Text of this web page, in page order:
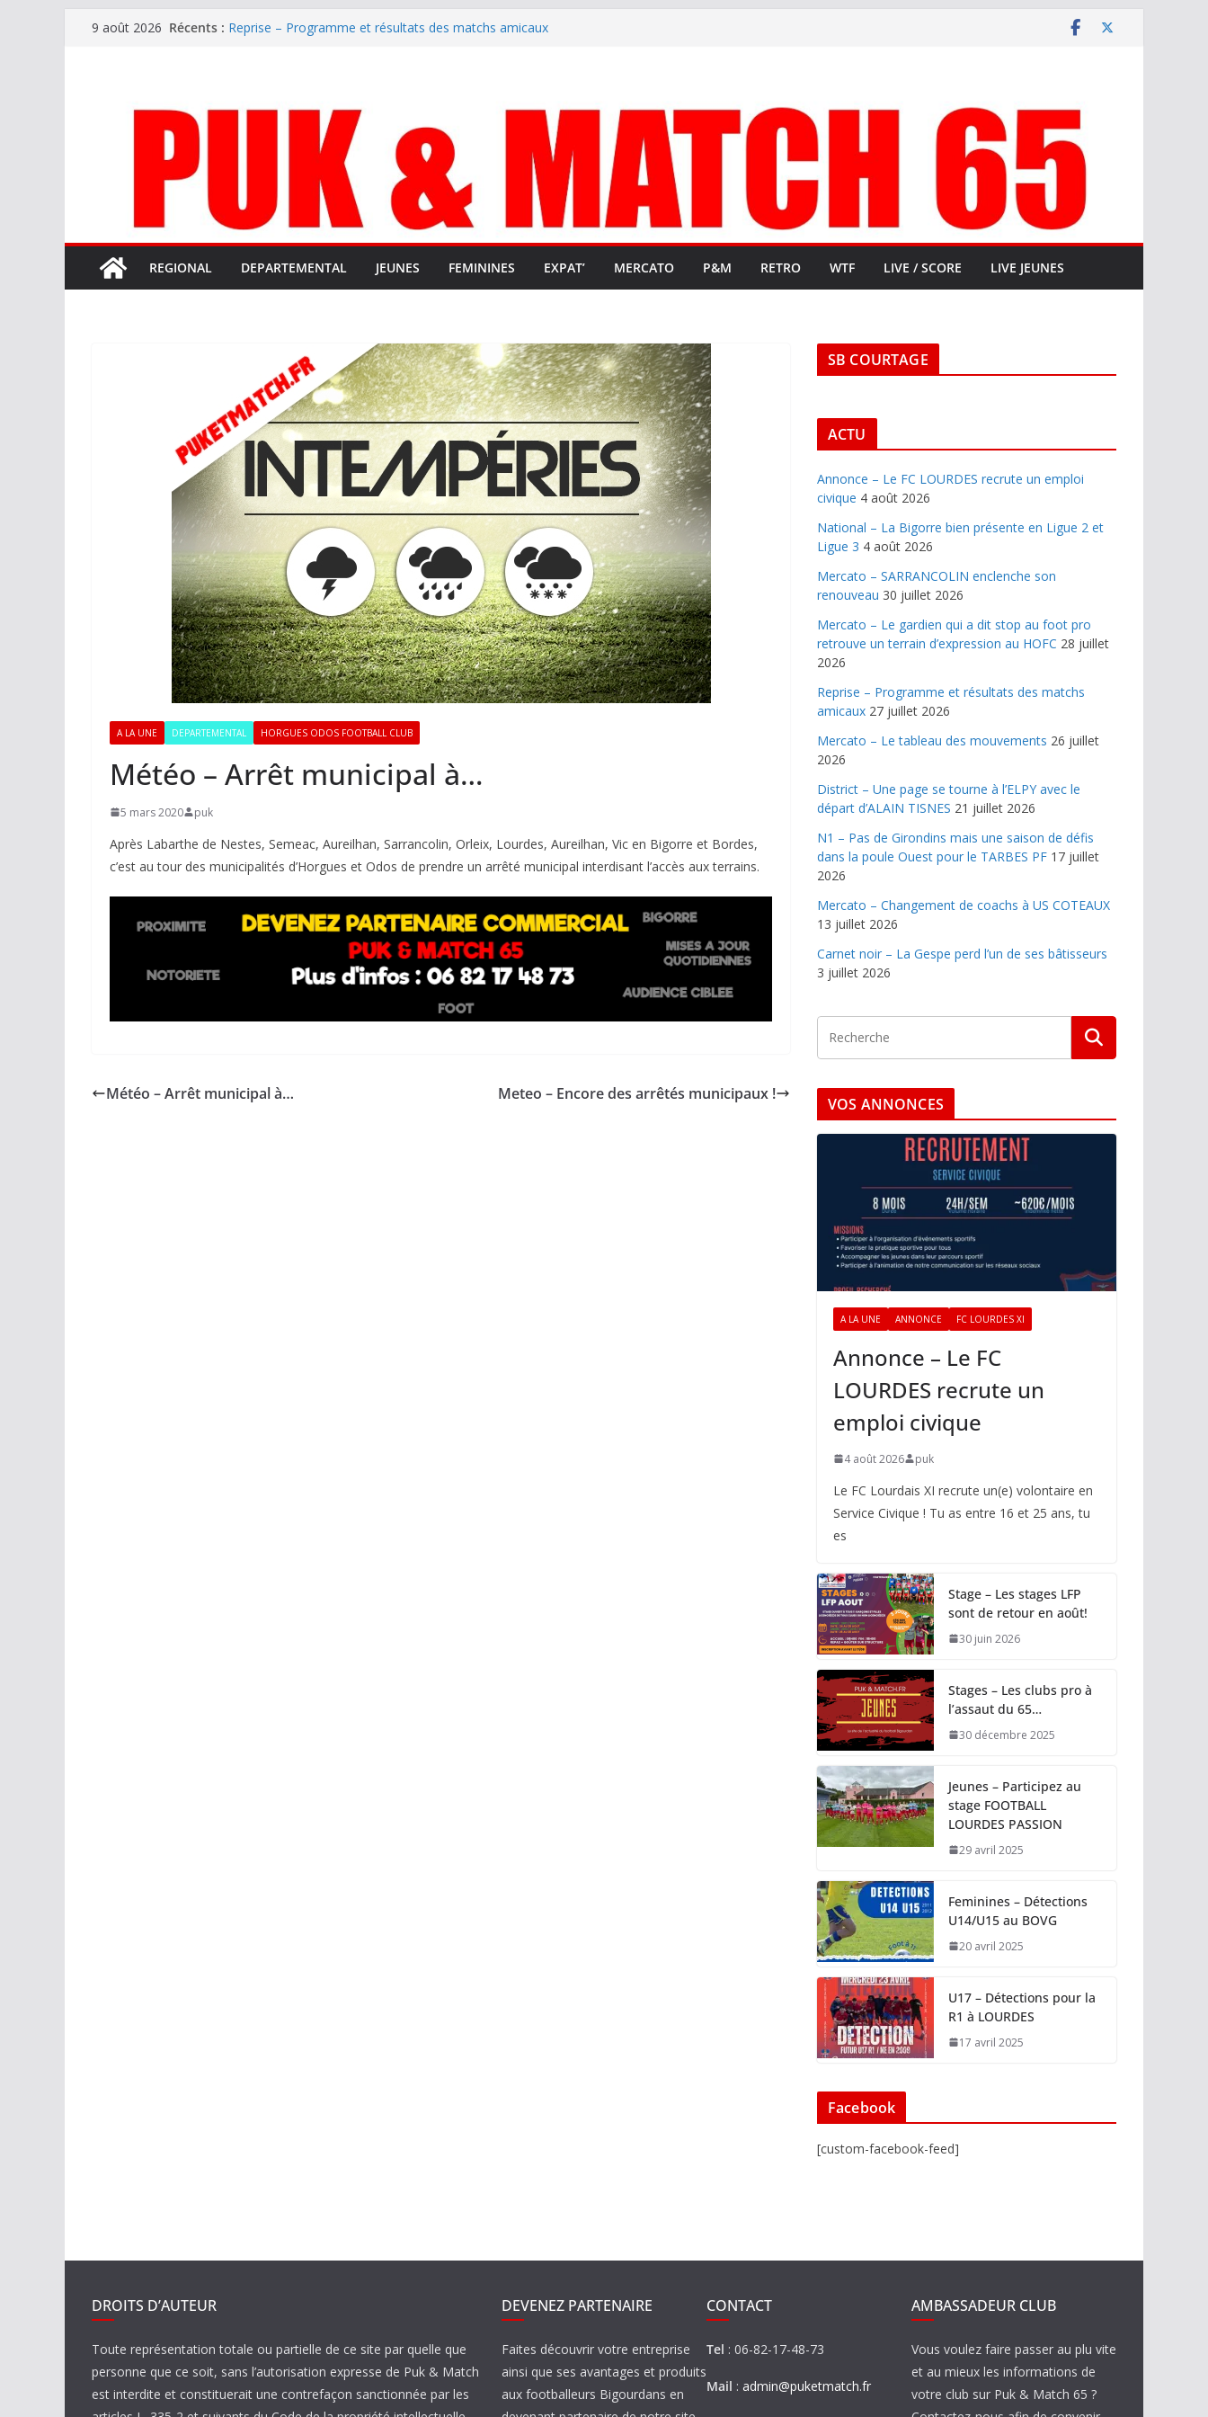
Passer9 août 2026 Récents : Reprise – Programme et résultats des matchs amicaux
terrain d’expression au HOFC
REGIONAL DEPARTEMENTAL JEUNES FEMININES EXPAT’ MERCATO P&M RETRO WTF LIVE / SCORE LIVE JEUNES
A LA UNE DEPARTEMENTAL HORGUES ODOS FOOTBALL CLUB
Météo – Arrêt municipal à…
5 mars 2020 puk
Après Labarthe de Nestes, Semeac, Aureilhan, Sarrancolin, Orleix, Lourdes, Aureilhan, Vic en Bigorre et Bordes,
c’est au tour des municipalités d’Horgues et Odos de prendre un arrêté municipal interdisant l’accès aux terrains.
Météo – Arrêt municipal à… Meteo – Encore des arrêtés municipaux !
SB COURTAGE
ACTU
Annonce – Le FC LOURDES recrute un emploi
civique 4 août 2026
National – La Bigorre bien présente en Ligue 2 et
Ligue 3 4 août 2026
Mercato – SARRANCOLIN enclenche son
renouveau 30 juillet 2026
Mercato – Le gardien qui a dit stop au foot pro
retrouve un terrain d’expression au HOFC 28 juillet
2026
Reprise – Programme et résultats des matchs
amicaux 27 juillet 2026
Mercato – Le tableau des mouvements 26 juillet
2026
District – Une page se tourne à l’ELPY avec le
départ d’ALAIN TISNES 21 juillet 2026
N1 – Pas de Girondins mais une saison de défis
dans la poule Ouest pour le TARBES PF 17 juillet
2026
Mercato – Changement de coachs à US COTEAUX
13 juillet 2026
Carnet noir – La Gespe perd l’un de ses bâtisseurs
3 juillet 2026
VOS ANNONCES
A LA UNE ANNONCE FC LOURDES XI
Annonce – Le FC
LOURDES recrute un
emploi civique
4 août 2026 puk
Le FC Lourdais XI recrute un(e) volontaire en
Service Civique ! Tu as entre 16 et 25 ans, tu
es
Stage – Les stages LFP
sont de retour en août!
30 juin 2026
Stages – Les clubs pro à
l’assaut du 65…
30 décembre 2025
Jeunes – Participez au
stage FOOTBALL
LOURDES PASSION
29 avril 2025
Feminines – Détections
U14/U15 au BOVG
20 avril 2025
U17 – Détections pour la
R1 à LOURDES
17 avril 2025
Facebook
[custom-facebook-feed]
DROITS D’AUTEUR
Toute représentation totale ou partielle de ce site par quelle que
personne que ce soit, sans l’autorisation expresse de Puk & Match
est interdite et constituerait une contrefaçon sanctionnée par les
DEVENEZ PARTENAIRE
Faites découvrir votre entreprise
ainsi que ses avantages et produits
aux footballeurs Bigourdans en
CONTACT
Tel : 06-82-17-48-73
Mail : admin@puketmatch.fr
AMBASSADEUR CLUB
Vous voulez faire passer au plu vite
et au mieux les informations de
votre club sur Puk & Match 65 ?